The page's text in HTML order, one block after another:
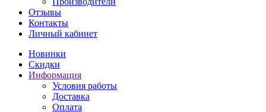
Отзывы
Контакты
Личный кабинет
Новинки
Скидки
Информация
Условия работы
Доставка
Оплата